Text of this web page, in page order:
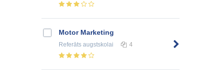
Motor Marketing
Referāts augstskolai 4